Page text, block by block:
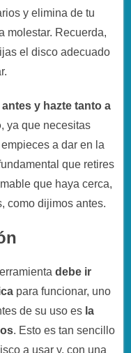
y elimina de tu
molestar. Recuerda,
el disco adecuado
y hazte tanto a
, ya que necesitas
a dar en la
que retires
que haya cerca,
como dijimos antes.
debe ir
para funcionar, uno
de su uso es la
. Esto es tan sencillo
a usar y, con una